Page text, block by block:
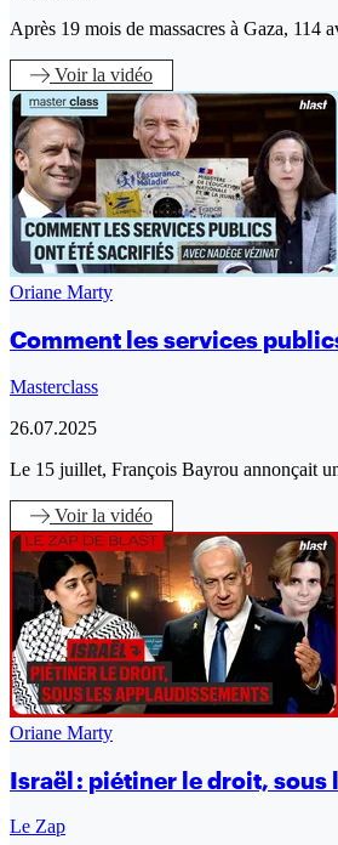
Après 19 mois de massacres à Gaza, 114
Voirla vidéo
Oriane Marty
Comment les services
Masterclass
26.07.2025
Le 15 juillet, François Bayrou annonçait
Voirla vidéo
Oriane Marty
Israël : piétiner le droit, sous
Le Zap